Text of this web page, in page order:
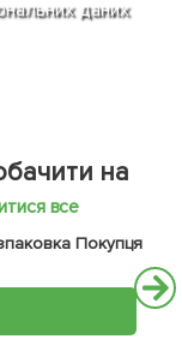
даних
на
все
Покупця